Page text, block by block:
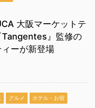
大阪マーケットテ
Tangentes』監修の
ーが新登場
グルメ
ホテル・お宿